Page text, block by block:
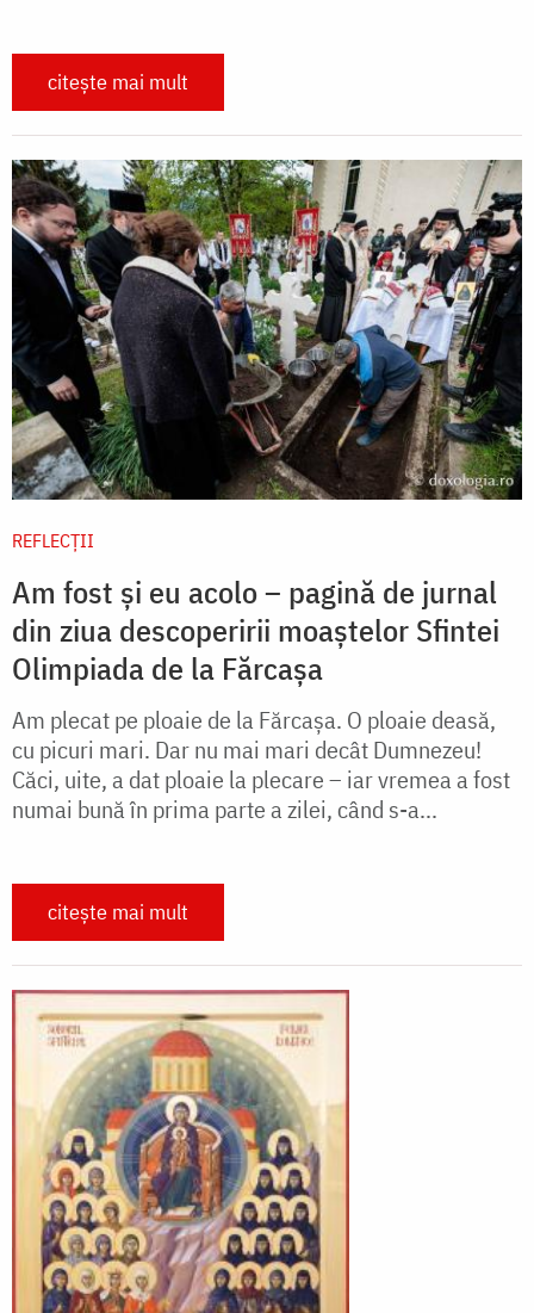
citește mai mult
REFLECȚII
Am fost și eu acolo – pagină de jurnal
din ziua descoperirii moaștelor Sfintei
Olimpiada de la Fărcașa
Am plecat pe ploaie de la Fărcașa. O ploaie deasă,
cu picuri mari. Dar nu mai mari decât Dumnezeu!
Căci, uite, a dat ploaie la plecare – iar vremea a fost
numai bună în prima parte a zilei, când s-a...
citește mai mult